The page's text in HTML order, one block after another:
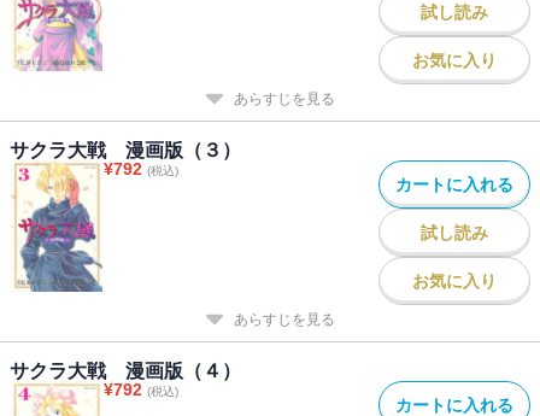
試し読み
お気に入り
あらすじを見る
サクラ大戦 漫画版（３）
¥792 (税込)
カートに入れる
試し読み
お気に入り
あらすじを見る
サクラ大戦 漫画版（４）
¥792 (税込)
カートに入れる